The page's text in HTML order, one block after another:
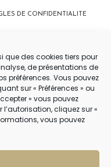
que des cookies tiers pour
de présentations de
préférences. Vous pouvez
sur « Préférences » ou
» vous pouvez
cliquez sur «
vous pouvez
DE CONFIDENTIALITE
02
AU VENDREDI DE 9H À 12H